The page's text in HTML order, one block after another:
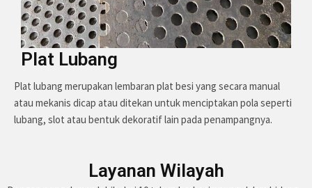
Plat Lubang
Plat lubang merupakan lembaran plat besi yang secara manual
atau mekanis dicap atau ditekan untuk menciptakan pola seperti
lubang, slot atau bentuk dekoratif lain pada penampangnya.
Layanan Wilayah